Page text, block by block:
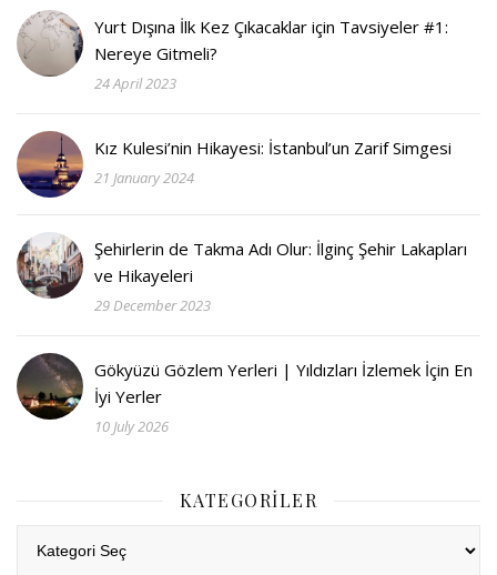
Yurt Dışına İlk Kez Çıkacaklar için Tavsiyeler #1:
Nereye Gitmeli?
24 April 2023
Kız Kulesi’nin Hikayesi: İstanbul’un Zarif Simgesi
21 January 2024
Şehirlerin de Takma Adı Olur: İlginç Şehir Lakapları
ve Hikayeleri
29 December 2023
Gökyüzü Gözlem Yerleri | Yıldızları İzlemek İçin En
İyi Yerler
10 July 2026
KATEGORILER